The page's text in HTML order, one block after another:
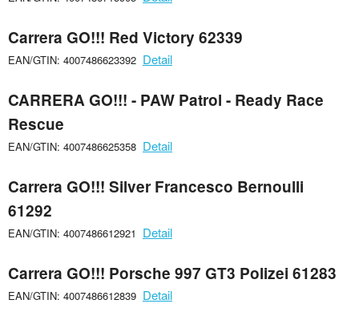
Carrera GO!!! Red Victory 62339
EAN/GTIN: 4007486623392 Detail
CARRERA GO!!! - PAW Patrol - Ready Race
Rescue
EAN/GTIN: 4007486625358 Detail
Carrera GO!!! Silver Francesco Bernoulli
61292
EAN/GTIN: 4007486612921 Detail
Carrera GO!!! Porsche 997 GT3 Polizei 61283
EAN/GTIN: 4007486612839 Detail